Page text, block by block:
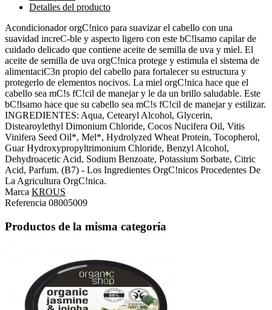
Detalles del producto
Acondicionador orgC!nico para suavizar el cabello con una
suavidad increC-ble y aspecto ligero con este bC!lsamo capilar de
cuidado delicado que contiene aceite de semilla de uva y miel. El
aceite de semilla de uva orgC!nica protege y estimula el sistema de
alimentaciC3n propio del cabello para fortalecer su estructura y
protegerlo de elementos nocivos. La miel orgC!nica hace que el
cabello sea mC!s fC!cil de manejar y le da un brillo saludable. Este
bC!lsamo hace que su cabello sea mC!s fC!cil de manejar y estilizar.
INGREDIENTES: Aqua, Cetearyl Alcohol, Glycerin,
Distearoylethyl Dimonium Chloride, Cocos Nucifera Oil, Vitis
Vinifera Seed Oil*, Mel*, Hydrolyzed Wheat Protein, Tocopherol,
Guar Hydroxypropyltrimonium Chloride, Benzyl Alcohol,
Dehydroacetic Acid, Sodium Benzoate, Potassium Sorbate, Citric
Acid, Parfum. (B7) - Los Ingredientes OrgC!nicos Procedentes De
La Agricultura OrgC!nica.
Marca KROUS
Referencia 08005009
Productos de la misma categoría